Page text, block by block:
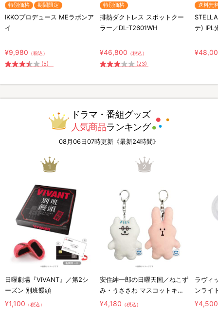
特別価格 期間限定
IKKOプロデュース MEラボンア
イ
¥9,980 （税込）
(5)
特別価格
排熱ダクトレス スポットクー
ラー／DL-T2601WH
¥46,800 （税込）
(23)
送料無
テ) IPL
ドラマ・番組グッズ
人気商品ランキング
08月06日07時更新《最新24時間》
1
日曜劇場『VIVANT』／第2シ
ーズン 別班饅頭
¥1,100 （税込）
2
安住紳一郎の日曜天国／ねこず
み・うささわ マスコットキー
ホルダー2種セット
¥4,180 （税込）
ラヴィ
ンライ
¥4,500